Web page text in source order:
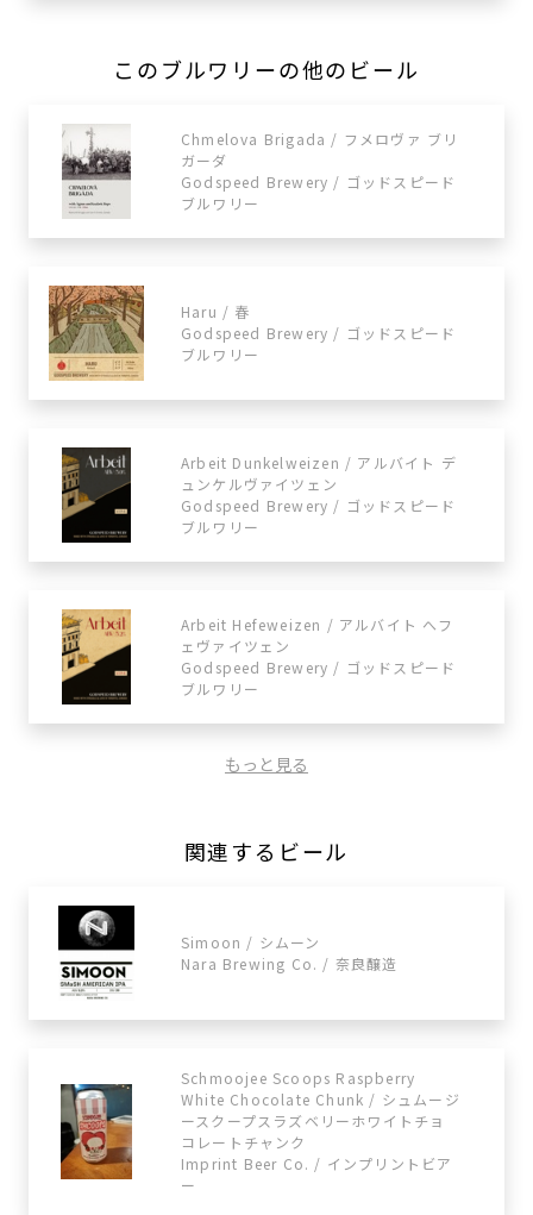
このブルワリーの他のビール
Chmelova Brigada / フメロヴァ ブリ
ガーダ
Godspeed Brewery / ゴッドスピード
ブルワリー
Haru / 春
Godspeed Brewery / ゴッドスピード
ブルワリー
Arbeit Dunkelweizen / アルバイト デ
ュンケルヴァイツェン
Godspeed Brewery / ゴッドスピード
ブルワリー
Arbeit Hefeweizen / アルバイト へフ
ェヴァイツェン
Godspeed Brewery / ゴッドスピード
ブルワリー
もっと見る
関連するビール
Simoon / シムーン
Nara Brewing Co. / 奈良醸造
Schmoojee Scoops Raspberry
White Chocolate Chunk / シュムージ
ースクープスラズベリーホワイトチョ
コレートチャンク
Imprint Beer Co. / インプリントビア
ー